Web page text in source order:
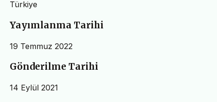
Türkiye
Yayımlanma Tarihi
19 Temmuz 2022
Gönderilme Tarihi
14 Eylül 2021